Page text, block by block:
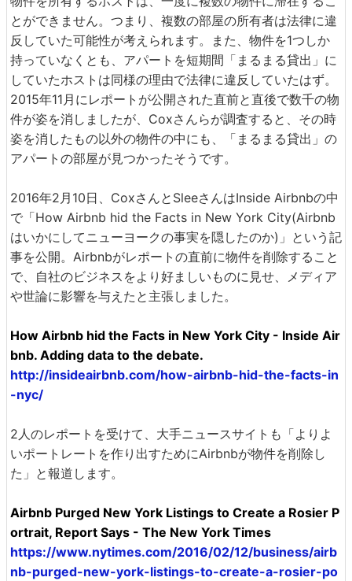
とができません。つまり、複数の部屋の所有者は法律に違
反していた可能性が考えられます。また、物件を1つしか
持っていなくとも、アパートを短期間「まるまる貸出」に
していたホストは同様の理由で法律に違反していたはず。
2015年11月にレポートが公開された直前と直後で数千の物
件が姿を消しましたが、Coxさんらが調査すると、その時
姿を消したもの以外の物件の中にも、「まるまる貸出」の
アパートの部屋が見つかったそうです。
2016年2月10日、CoxさんとSleeさんはInside Airbnbの中
で「How Airbnb hid the Facts in New York City(Airbnb
はいかにしてニューヨークの事実を隠したのか)」という記
事を公開。Airbnbがレポートの直前に物件を削除すること
で、自社のビジネスをより好ましいものに見せ、メディア
や世論に影響を与えたと主張しました。
How Airbnb hid the Facts in New York City - Inside Air
bnb. Adding data to the debate.
http://insideairbnb.com/how-airbnb-hid-the-facts-in
-nyc/
2人のレポートを受けて、大手ニュースサイトも「よりよ
いポートレートを作り出すためにAirbnbが物件を削除し
た」と報道します。
Airbnb Purged New York Listings to Create a Rosier P
ortrait, Report Says - The New York Times
https://www.nytimes.com/2016/02/12/business/airb
nb-purged-new-york-listings-to-create-a-rosier-po